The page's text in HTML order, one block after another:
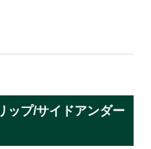
ップ/サイドアンダー